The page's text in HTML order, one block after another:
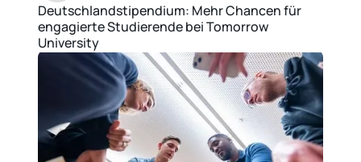
Deutschlandstipendium: Mehr Chancen für
engagierte Studierende bei Tomorrow
University